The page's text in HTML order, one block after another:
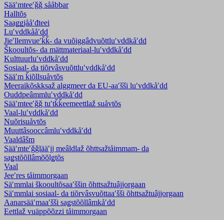
Sääʹmteeʹǧǧ sååbbar
Halltõs
Saaǥǥjååʹđteei
Luʹvddkååʹdd
Jieʹllemvueʹǩǩ- da vuõiggâdvuõtt­luʹvddkåʹdd
Škooultõs- da mättmateriaal-luʹvddkåʹdd
Kulttuurluʹvddkåʹdd
Sosiaal- da tiõrvâsvuõttluʹvddkåʹdd
Sääʹm ǩiõllsuåvtõs
Meeraikõskksaž alggmeer da EU-aaʹšši luʹvddkåʹdd
Ouddpeâmmluʹvddkåʹdd
Sääʹmteeʹǧǧ tuʹtǩǩeemeettlaž suåvtõs
Vaal-luʹvddkåʹdd
Nuõrisuåvtõs
Muuttâsooccâmluʹvddkåʹdd
Vaaldâšm
Sääʹmteʹǧǧlääʹjj meâldlaž õhttsažtåimmam- da
saǥstõõllâmõõlǥtõs
Vaal
Jeeʹres tåimmorgaan
Säʹmmlai škooultõsaaʹššin õhttsažtuâjjorgaan
Säʹmmlai sosiaal- da tiõrvâsvuõttaaʹšši õhttsažtuâjjorgaan
Aanarsääʹmaaʹšši saǥstõõllâmkåʹdd
Eettlaž vuäppõõzzi tåimmorgaan